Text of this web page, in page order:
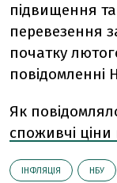
підвищення
перевезення
початку
повідомленні
Як
споживчі ціни
ІНФЛЯЦІЯ НБУ